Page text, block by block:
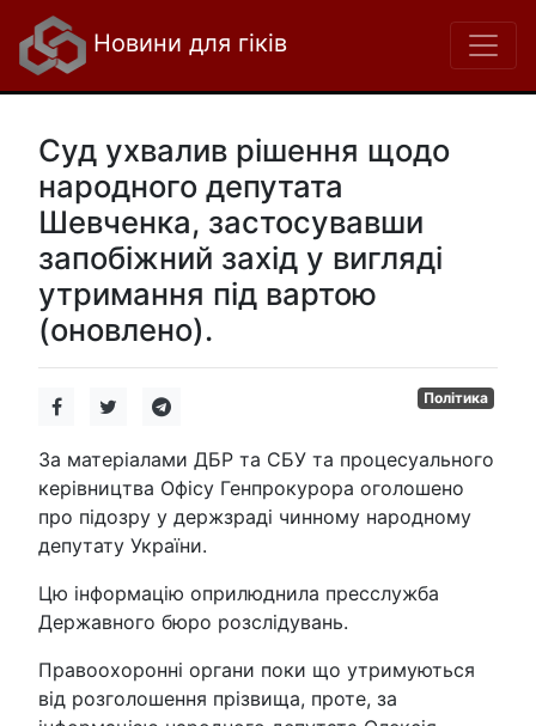
Новини для гіків
Суд ухвалив рішення щодо
народного депутата
Шевченка, застосувавши
запобіжний захід у вигляді
утримання під вартою
(оновлено).
Політика
За матеріалами ДБР та СБУ та процесуального
керівництва Офісу Генпрокурора оголошено
про підозру у держзраді чинному народному
депутату України.
Цю інформацію оприлюднила пресслужба
Державного бюро розслідувань.
Правоохоронні органи поки що утримуються
від розголошення прізвища, проте, за